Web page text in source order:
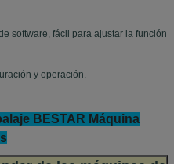
software, fácil para ajustar la función
y operación.
BESTAR Máquina